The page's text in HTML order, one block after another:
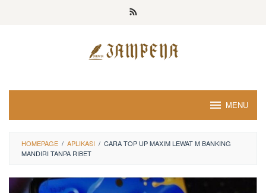
MENU
HOMEPAGE / APLIKASI / CARA TOP UP MAXIM LEWAT M BANKING
MANDIRI TANPA RIBET